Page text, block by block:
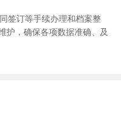
签订等手续办理和档案整
护，确保各项数据准确、及